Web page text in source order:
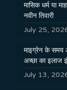
मासिक धर्म या
नवीन तिवारी
July 25,
माइग्रेन के समय
अच्छा का इलाज
July 13,